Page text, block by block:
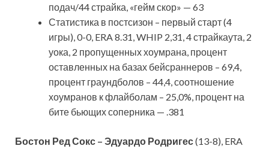
подач/44 страйка, «гейм скор» — 63
Статистика в постсизон – первый старт (4
игры), 0-0, ERA 8.31, WHIP 2,31, 4 страйкаута, 2
уока, 2 пропущенных хоумрана, процент
оставленных на базах бейсраннеров – 69,4,
процент граундболов – 44,4, соотношение
хоумранов к флайболам – 25,0%, процент на
бите бьющих соперника — .381
Бостон Ред Сокс – Эдуардо Родригес(13-8), ERA